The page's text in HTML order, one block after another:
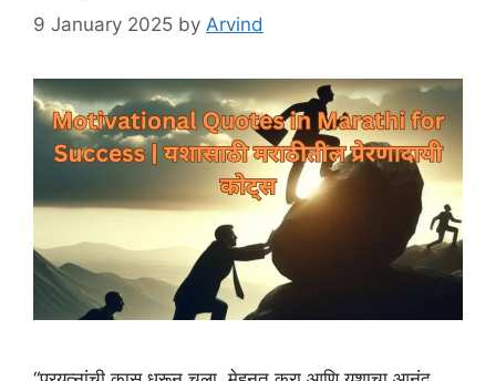
9 January 2025 by Arvind